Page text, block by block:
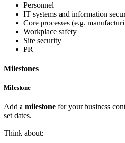
Personnel
IT systems and information
Core processes (e.g.
Workplace safety
Site security
PR
Milestones
Milestone
Add a milestone for your business
set dates.
Think about: